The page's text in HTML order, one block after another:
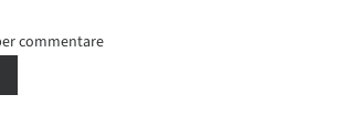
commentare